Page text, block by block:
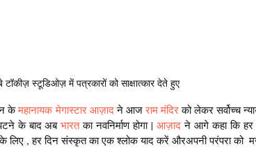
स्टूडिओज़ में पत्रकारों को साक्षात्कार देते हुए
के महानायक मेगास्टार आज़ाद ने आज राम मंदिर को लेकर सर्वोच्च
के बाद अब भारत का नवनिर्माण होगा | आज़ाद ने आगे कहा कि हर
, हर दिन संस्कृत का एक श्लोक याद करें औरअपनी परंपरा को